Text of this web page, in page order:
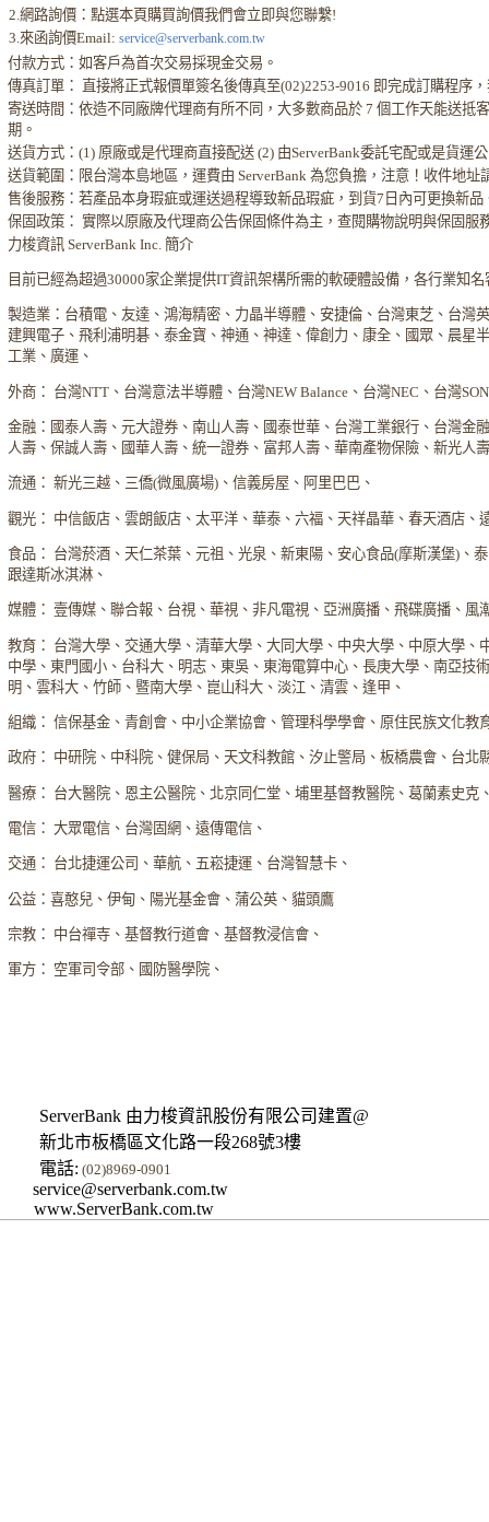
2.網路詢價：點選本頁購買詢價我們會立即與您聯繫!
3.來函詢價Email: service@serverbank.com.tw
付款方式：如客戶為首次交易採現金交易。
傳真訂單： 直接將正式報價單簽名後傳真至(02)2253-9016 即完成訂購程序
寄送時間：依造不同廠牌代理商有所不同，大多數商品於 7 個工作天能送抵
期。
送貨方式：(1) 原廠或是代理商直接配送 (2) 由ServerBank委託宅配或是貨運
送貨範圍：限台灣本島地區，運費由 ServerBank 為您負擔，注意！收件地址
售後服務：若產品本身瑕疵或運送過程導致新品瑕疵，到貨7日內可更換新品
保固政策： 實際以原廠及代理商公告保固條件為主，查閱購物說明與保固服
力梭資訊 ServerBank Inc. 簡介
目前已經為超過30000家企業提供IT資訊架構所需的軟硬體設備，各行業知名
製造業：台積電、友達、鴻海精密、力晶半導體、安捷倫、台灣東芝、台灣
建興電子、飛利浦明碁、泰金寶、神通、神達、偉創力、康全、國眾、晨星
工業、廣運、
外商： 台灣NTT、台灣意法半導體、台灣NEW Balance、台灣NEC、台灣
金融：國泰人壽、元大證券、南山人壽、國泰世華、台灣工業銀行、台灣金
人壽、保誠人壽、國華人壽、統一證券、富邦人壽、華南產物保險、新光人
流通： 新光三越、三僑(微風廣場)、信義房屋、阿里巴巴、
觀光： 中信飯店、雲朗飯店、太平洋、華泰、六福、天祥晶華、春天酒店、
食品： 台灣菸酒、天仁茶葉、元祖、光泉、新東陽、安心食品(摩斯漢堡)、
跟達斯冰淇淋、
媒體： 壹傳媒、聯合報、台視、華視、非凡電視、亞洲廣播、飛碟廣播、風
教育： 台灣大學、交通大學、清華大學、大同大學、中央大學、中原大學
中學、東門國小、台科大、明志、東吳、東海電算中心、長庚大學、南亞技
明、雲科大、竹師、暨南大學、崑山科大、淡江、清雲、逢甲、
組織： 信保基金、青創會、中小企業協會、管理科學學會、原住民族文化教
政府： 中研院、中科院、健保局、天文科教館、汐止警局、板橋農會、台北
醫療： 台大醫院、恩主公醫院、北京同仁堂、埔里基督教醫院、葛蘭素史克
電信： 大眾電信、台灣固網、遠傳電信、
交通： 台北捷運公司、華航、五崧捷運、台灣智慧卡、
公益：喜憨兒、伊甸、陽光基金會、蒲公英、貓頭鷹
宗教： 中台禪寺、基督教行道會、基督教浸信會、
軍方： 空軍司令部、國防醫學院、
ServerBank 由力梭資訊股份有限公司建置@
新北市板橋區文化路一段268號3樓
電話: (02)8969-0901
service@serverbank.com.tw
www.ServerBank.com.tw